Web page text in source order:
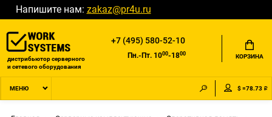
Напишите нам: zakaz@pr4u.ru
дистрибьютор серверного
и сетевого оборудования
+7 (495) 580-52-10
Пн.-Пт. 1000-1800 КОРЗИНА
МЕНЮ $ =78.73 ₽